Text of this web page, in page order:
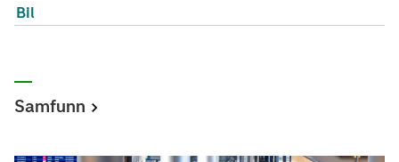
Bil
Samfunn